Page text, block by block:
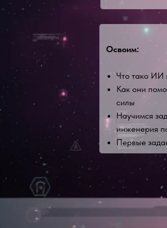
Освоим:
Что тако ИИ
Как они
силы
Научимся
инженерия
Первые